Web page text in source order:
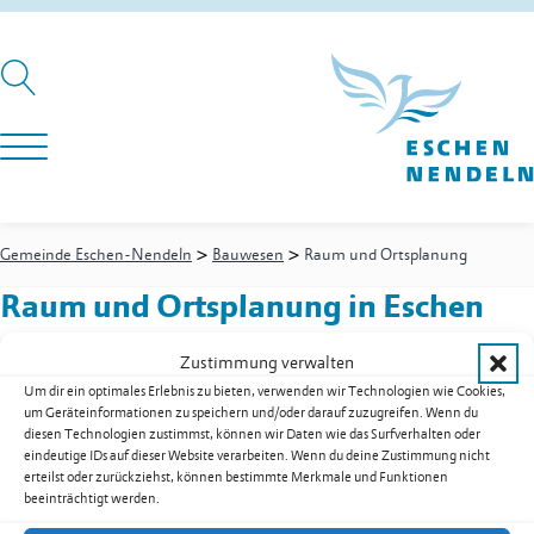
Zustimmung verwalten
Um dir ein optimales Erlebnis zu bieten, verwenden wir Technologien wie Cookies,
um Geräteinformationen zu speichern und/oder darauf zuzugreifen. Wenn du
diesen Technologien zustimmst, können wir Daten wie das Surfverhalten oder
eindeutige IDs auf dieser Website verarbeiten. Wenn du deine Zustimmung nicht
erteilst oder zurückziehst, können bestimmte Merkmale und Funktionen
beeinträchtigt werden.
Gemeinde Eschen-Nendeln > Bauwesen > Raum und Ortsplanung
Raum und Ortsplanung in Eschen
Bauwesen-Abteilungsleiter
Fussi Walter
Festnetz+423 377 50 18
Mobil+423 794 90 18
walter.fussi@eschen.li